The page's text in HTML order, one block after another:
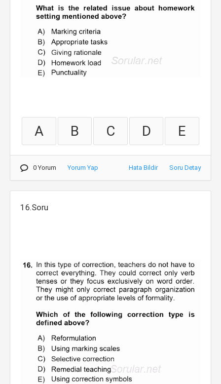
A B C D E
0 Yorum Yorum Yap Hata Bildir Soru Detay
16.Soru